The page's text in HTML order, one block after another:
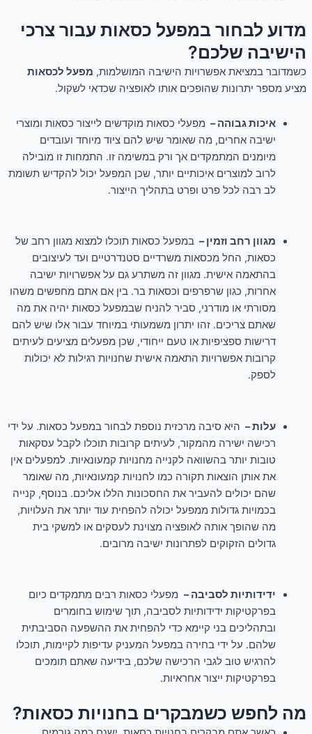
מדוע לבחור במפעל כסאות עבור צרכי
הישיבה שלכם?
כשמדובר במציאת אפשרויות הישיבה המושלמות, מפעל לכסאות
מציע מספר יתרונות שהופכים אותו לאופציה שכדאי לשקול.
איכות גבוהה – מפעלי כסאות מוקדשים לייצור כסאות ומוצרי
ישיבה אחרים, מה שאומר שיש להם ציוד מיוחד ועובדים
מיומנים המתמקדים אך ורק במשימה זו. התמחות זו מובילה
לרוב למוצרים איכותיים יותר, שכן המפעל יכול להקדיש תשומת
לב רבה לכל פרט ופרט בתהליך הייצור.
מגוון רחב וזמין – במפעל כסאות תוכלו למצוא מגוון רחב של
כסאות, החל מכסאות משרדיים סטנדרטיים ועד לעיצובים
בהתאמה אישית. מגוון זה משתרע גם על אפשרויות ישיבה
אחרות, כגון שרפרפים וכסאות בר. בין אם אתם מחפשים משהו
מסורתי או מודרני, סביר להניח שבמפעל כסאות יהיה את מה
שאתם צריכים. זהו יתרון משמעותי במיוחד עבור אלו שיש להם
דרישות ספציפיות או טעם ייחודי, שכן מפעלים מציעים לעיתים
קרובות אפשרויות התאמה אישית שחנויות רגילות לא יכולות
לספק.
עלות – היא סיבה מרכזית נוספת לבחור במפעל כסאות. על ידי
רכישה ישירה מהמקור, לעיתים קרובות תוכלו לקבל עסקאות
טובות יותר בהשוואה לקנייה מחנויותקמעונאיות. למפעלים אין
את אותן הוצאות תקורה כמו לחנויות קמעונאיות, מה שאומר
שהם יכולים להעביר את החסכונות הללו אליכם. בנוסף, קנייה
בכמויות גדולות ממפעל יכולה להפחית עוד יותר את העלויות,
מה שהופך אותה לאופציה מצוינת לעסקים או למשקי בית
גדולים הזקוקים לפתרונות ישיבה מרובים.
ידידותיות לסביבה –מפעלי כסאות רבים מתמקדים כיום
בפרקטיקות ידידותיות לסביבה, תוך שימוש בחומרים
ובתהליכים בני קיימא כדי להפחית את ההשפעה הסביבתית
שלהם. על ידי בחירה במפעל המעניק עדיפות לקיימות, תוכלו
להרגיש טוב לגבי הרכישה שלכם, בידיעה שאתם תומכים
בפרקטיקות ייצור אחראיות.
מה לחפש כשמבקרים בחנויות כסאות?